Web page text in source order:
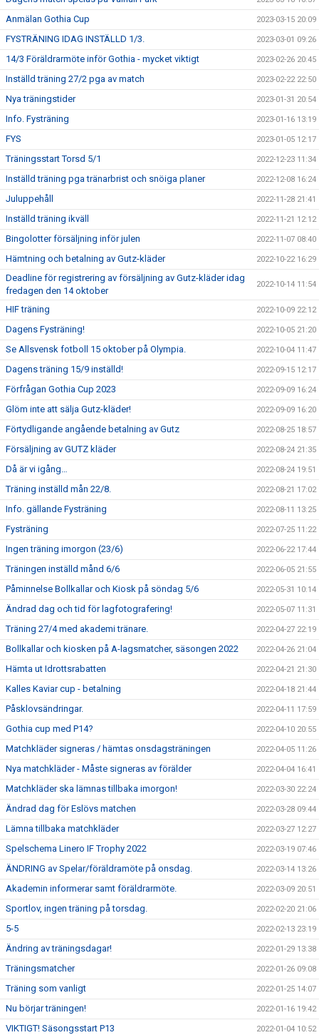
Anmälan Gothia Cup 2023-03-15 20:09
FYSTRÄNING IDAG INSTÄLLD 1/3. 2023-03-01 09:26
14/3 Föräldrarmöte inför Gothia - mycket viktigt 2023-02-26 20:45
Inställd träning 27/2 pga av match 2023-02-22 22:50
Nya träningstider 2023-01-31 20:54
Info. Fysträning 2023-01-16 13:19
FYS 2023-01-05 12:17
Träningsstart Torsd 5/1 2022-12-23 11:34
Inställd träning pga tränarbrist och snöiga planer 2022-12-08 16:24
Juluppehåll 2022-11-28 21:41
Inställd träning ikväll 2022-11-21 12:12
Bingolotter försäljning inför julen 2022-11-07 08:40
Hämtning och betalning av Gutz-kläder 2022-10-22 16:29
Deadline för registrering av försäljning av Gutz-kläder idag
fredagen den 14 oktober
2022-10-14 11:54
HIF träning 2022-10-09 22:12
Dagens Fysträning! 2022-10-05 21:20
Se Allsvensk fotboll 15 oktober på Olympia. 2022-10-04 11:47
Dagens träning 15/9 inställd! 2022-09-15 12:17
Förfrågan Gothia Cup 2023 2022-09-09 16:24
Glöm inte att sälja Gutz-kläder! 2022-09-09 16:20
Förtydligande angående betalning av Gutz 2022-08-25 18:57
Försäljning av GUTZ kläder 2022-08-24 21:35
Då är vi igång… 2022-08-24 19:51
Träning inställd mån 22/8. 2022-08-21 17:02
Info. gällande Fysträning 2022-08-11 13:25
Fysträning 2022-07-25 11:22
Ingen träning imorgon (23/6) 2022-06-22 17:44
Träningen inställd månd 6/6 2022-06-05 21:55
Påminnelse Bollkallar och Kiosk på söndag 5/6 2022-05-31 10:14
Ändrad dag och tid för lagfotografering! 2022-05-07 11:31
Träning 27/4 med akademi tränare. 2022-04-27 22:19
Bollkallar och kiosken på A-lagsmatcher, säsongen 2022 2022-04-26 21:04
Hämta ut Idrottsrabatten 2022-04-21 21:30
Kalles Kaviar cup - betalning 2022-04-18 21:44
Påsklovsändringar. 2022-04-11 17:59
Gothia cup med P14? 2022-04-10 20:55
Matchkläder signeras / hämtas onsdagsträningen 2022-04-05 11:26
Nya matchkläder - Måste signeras av förälder 2022-04-04 16:41
Matchkläder ska lämnas tillbaka imorgon! 2022-03-30 22:24
Ändrad dag för Eslövs matchen 2022-03-28 09:44
Lämna tillbaka matchkläder 2022-03-27 12:27
Spelschema Linero IF Trophy 2022 2022-03-19 07:46
ÄNDRING av Spelar/föräldramöte på onsdag. 2022-03-14 13:26
Akademin informerar samt föräldrarmöte. 2022-03-09 20:51
Sportlov, ingen träning på torsdag. 2022-02-20 21:06
5-5 2022-02-13 23:19
Ändring av träningsdagar! 2022-01-29 13:38
Träningsmatcher 2022-01-26 09:08
Träning som vanligt 2022-01-25 14:07
Nu börjar träningen! 2022-01-16 19:42
VIKTIGT! Säsongsstart P13 2022-01-04 10:52